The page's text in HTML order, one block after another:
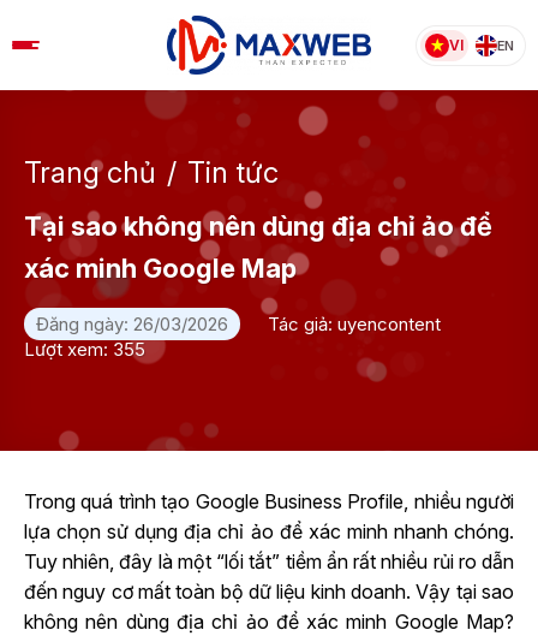
to
VI EN
Trang chủ / Tin tức
Tại sao không nên dùng địa chỉ ảo để
xác minh Google Map
Đăng ngày: 26/03/2026
Tác giả: uyencontent
Lượt xem: 355
Trong quá trình tạo Google Business Profile, nhiều người
lựa chọn sử dụng địa chỉ ảo để xác minh nhanh chóng.
Tuy nhiên, đây là một “lối tắt” tiềm ẩn rất nhiều rủi ro dẫn
đến nguy cơ mất toàn bộ dữ liệu kinh doanh. Vậy tại sao
không nên dùng địa chỉ ảo để xác minh Google Map?